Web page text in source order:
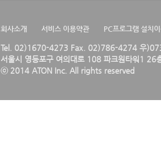
회사소개 서비스 이용약관 PC프로그램 설치
Tel. 02)1670-4273 Fax. 02)786-4274 우
서울시 영등포구 여의대로 108 파크원타워1 26
ⓒ 2014 ATON Inc. All rights reserved